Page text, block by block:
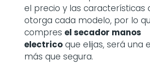
el precio y las características
otorga cada modelo, por lo
compres el secador manos
electrico que elijas, será una
más que segura.